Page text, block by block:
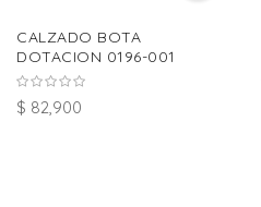
CALZADO BOTA
DOTACION 0196-001
$ 82,900